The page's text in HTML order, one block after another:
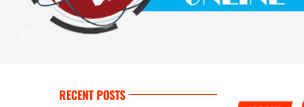
RECENT POSTS